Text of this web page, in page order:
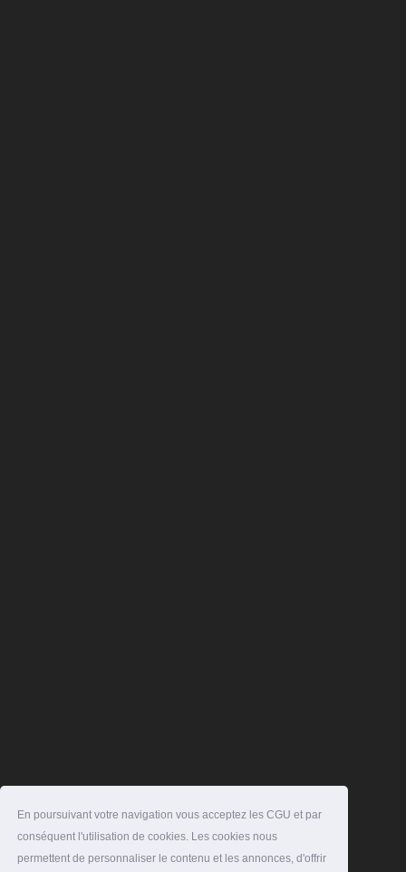
En poursuivant votre navigation vous acceptez les CGU et par
conséquent l'utilisation de cookies. Les cookies nous
permettent de personnaliser le contenu et les annonces, d'offrir